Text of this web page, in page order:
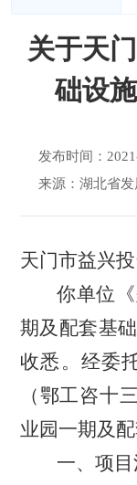
关于天
础设
发布时间：
来源：湖北省
天门市益兴
你单位《
期及配套基
收悉。经委
（鄂工咨十
业园一期及
一、项